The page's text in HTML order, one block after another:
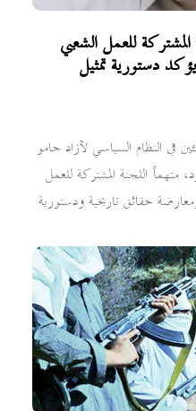
للعمل الشعبي
دستورية تمثيل
في النظام السياسي لآزاد جامو
اللجنة المشتركة للعمل
حقائق تاريخية ودستورية